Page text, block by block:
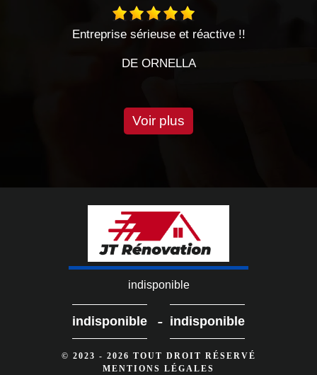
et réactive !!
Entreprise sérieuse très
Voir plus
indisponible
indisponible - indisponible
© 2023 - 2026 TOUT DROIT RÉSERVÉ
MENTIONS LÉGALES